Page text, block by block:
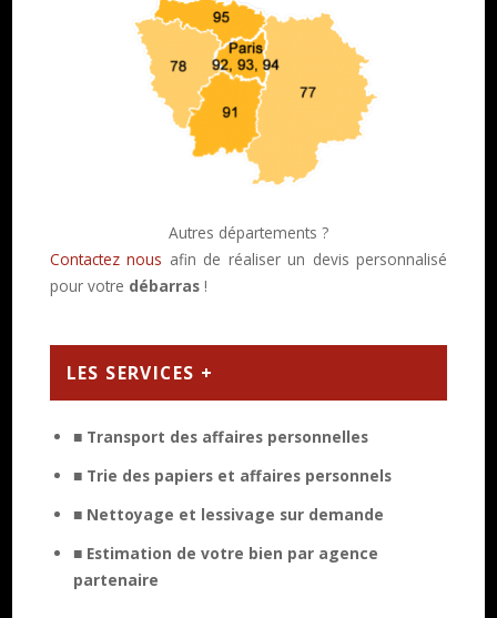
Autres départements ?
Contactez nous afin de réaliser un devis personnalisé
pour votre débarras!
LES SERVICES +
■ Transport des affaires personnelles
■ Trie des papiers et affaires personnels
■ Nettoyage et lessivage sur demande
■ Estimation de votre bien par agence
partenaire